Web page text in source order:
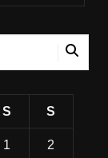
S S
1 2